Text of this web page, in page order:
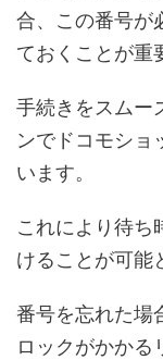
合、この番号が
ておくことが重
手続きをスムー
ンでドコモショ
います。
これにより待ち
けることが可能
番号を忘れた場
ロックがかかる